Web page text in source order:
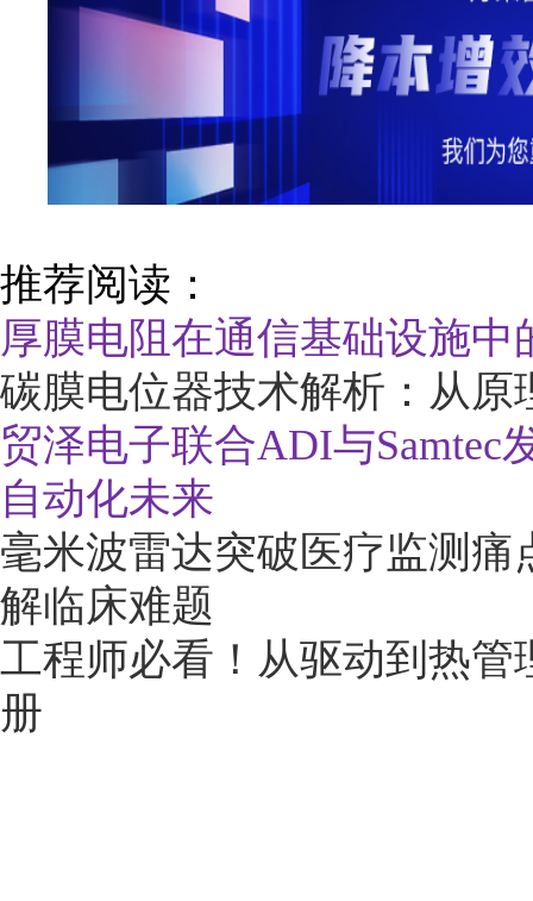
推荐阅读：
厚膜电阻在通信基础设施
碳膜电位器技术解析：从
贸泽电子联合ADI与
自动化未来
毫米波雷达突破医疗监测
解临床难题
工程师必看！从驱动到热管
册